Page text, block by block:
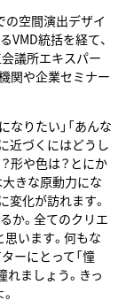
空間演出デザイ
VMD統括を経て、
議所エキスパー
関や企業セミナー
りたい」「あんな
近づくにはどうし
形や色は？とにか
きな原動力にな
変化が訪れます。
か。全てのクリエ
います。何もな
ーにとって「憧
れましょう。きっ